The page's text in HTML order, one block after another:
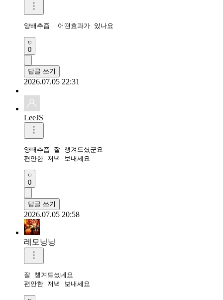
양배추즙  어떤효과가 있나요
0
답글 쓰기
2026.07.05 22:31
LeeJS
양배추즙 잘 챙겨드셨군요
편안한 저녁 보내세요
0
답글 쓰기
2026.07.05 20:58
레모닝닝
잘 챙겨드셨네요
편안한 저녁 보내세요